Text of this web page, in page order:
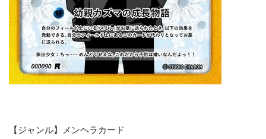
【ジャンル】メンヘラカード